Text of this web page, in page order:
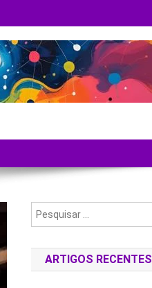
ARTIGOS RECENTES